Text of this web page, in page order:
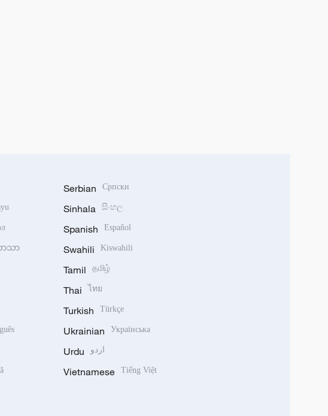
ာသာ
Serbian Српски
Sinhala සිංහල
Spanish Español
Swahili Kiswahili
Tamil தமிழ்
Thai ไทย
Turkish Türkçe
Ukrainian Українська
Urdu اردو
Vietnamese Tiếng Việt